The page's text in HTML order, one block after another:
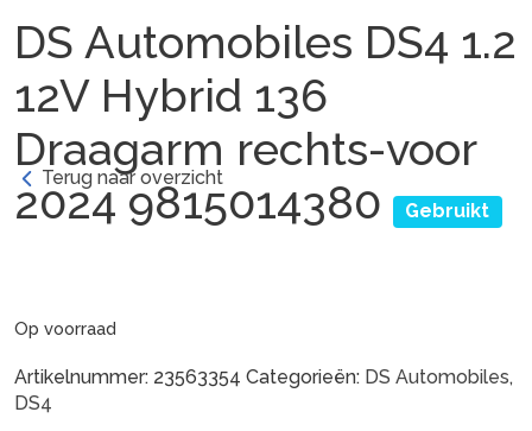
DS Automobiles DS4 1.2
12V Hybrid 136
Draagarm rechts-voor
2024 9815014380
Gebruikt
Terug naar overzicht
Op voorraad
Artikelnummer: 23563354 Categorieën: DS Automobiles,
DS4